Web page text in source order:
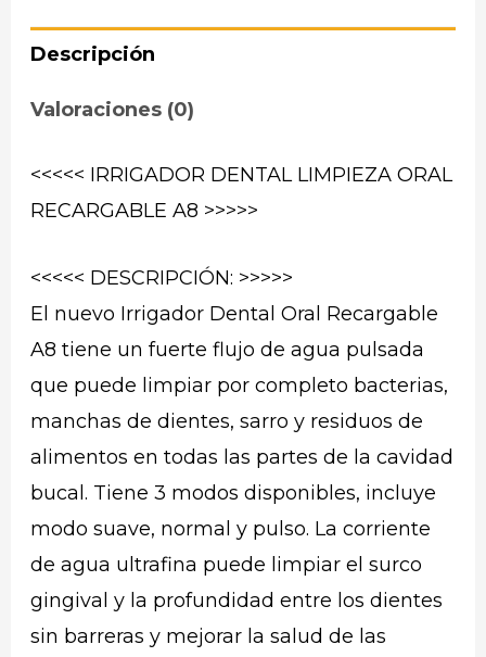
Descripción
Valoraciones (0)
<<<<< IRRIGADOR DENTAL LIMPIEZA ORAL
RECARGABLE A8 >>>>>
<<<<< DESCRIPCIÓN: >>>>>
El nuevo Irrigador Dental Oral Recargable
A8 tiene un fuerte flujo de agua pulsada
que puede limpiar por completo bacterias,
manchas de dientes, sarro y residuos de
alimentos en todas las partes de la cavidad
bucal. Tiene 3 modos disponibles, incluye
modo suave, normal y pulso. La corriente
de agua ultrafina puede limpiar el surco
gingival y la profundidad entre los dientes
sin barreras y mejorar la salud de las